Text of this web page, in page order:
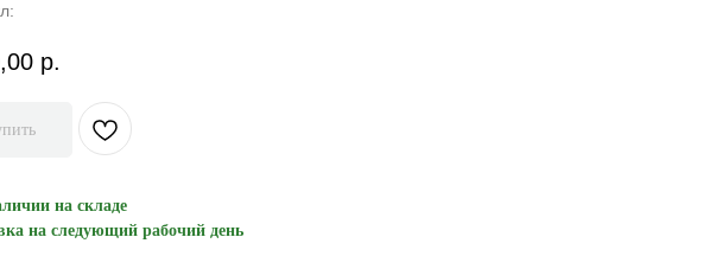
р.
на складе
на следующий рабочий день